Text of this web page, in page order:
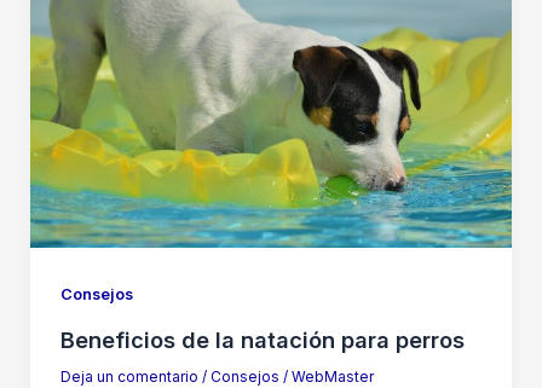
Consejos
Beneficios de la natación para perros
Deja un comentario / Consejos / WebMaster